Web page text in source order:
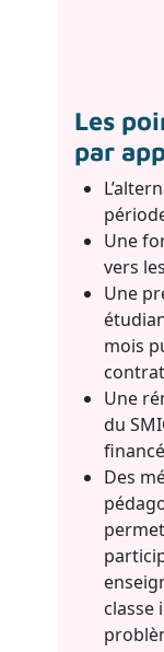
Les
par
Une
vers
Une
mois
Une
du
Des
classe